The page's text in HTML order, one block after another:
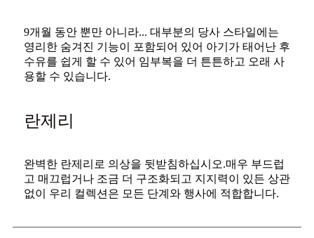
9개월 동안 뿐만 아니라... 대부분의 당사 스타일에는
영리한 숨겨진 기능이 포함되어 있어 아기가 태어난 후
수유를 쉽게 할 수 있어 임부복을 더 튼튼하고 오래 사
용할 수 있습니다.
란제리
완벽한 란제리로 의상을 뒷받침하십시오.매우 부드럽
고 매끄럽거나 조금 더 구조화되고 지지력이 있든 상관
없이 우리 컬렉션은 모든 단계와 행사에 적합합니다.